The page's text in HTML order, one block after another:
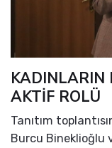
KADINLARIN
AKTİF ROLÜ
Tanıtım
Burcu Bineklioğlu